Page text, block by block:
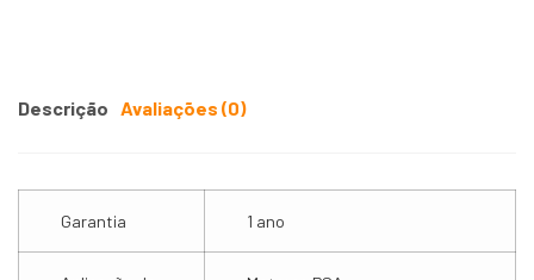
Descrição Avaliações (0)
Garantia 1 ano